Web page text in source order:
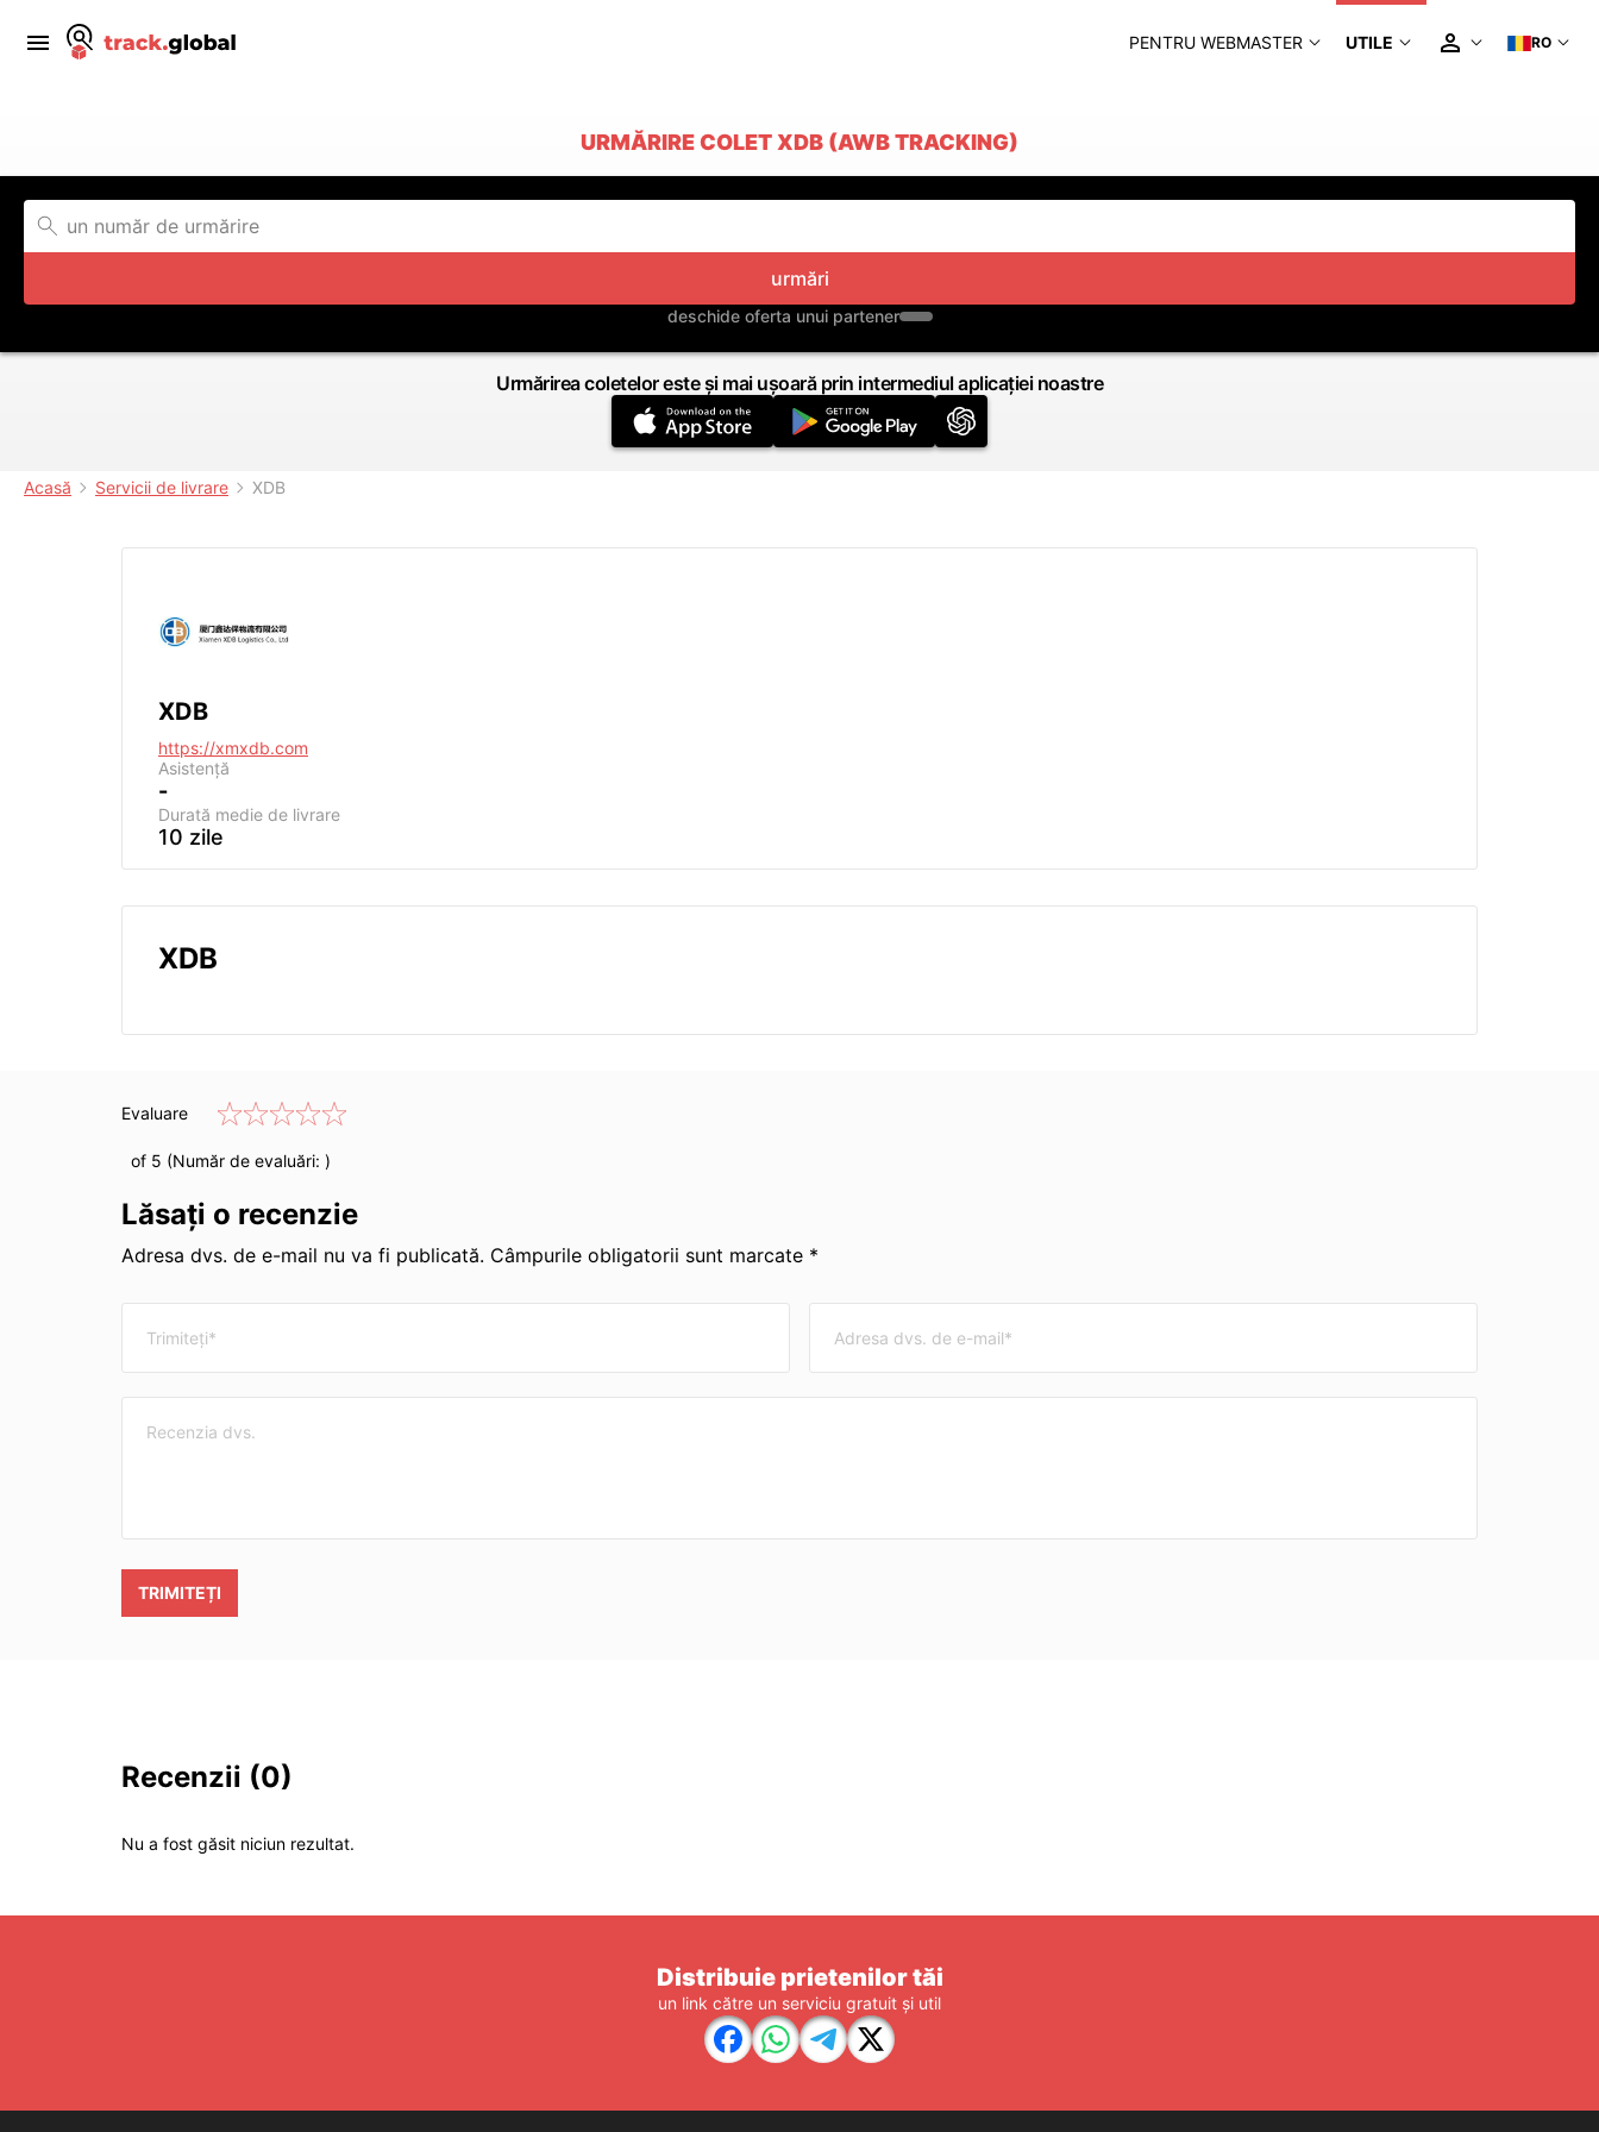
PENTRU WEBMASTER UTILE RO
URMĂRIRE COLET XDB (AWB TRACKING)
urmări
deschide oferta unui partener
Urmărirea coletelor este și mai ușoară prin intermediul aplicației noastre
Acasă Servicii de livrare XDB
XDB
https://xmxdb.com
Asistență
-
Durată medie de livrare
10 zile
XDB
Evaluare
of 5 (Număr de evaluări: )
Lăsați o recenzie
Adresa dvs. de e-mail nu va fi publicată. Câmpurile obligatorii sunt marcate *
TRIMITEȚI
Recenzii (0)
Nu a fost găsit niciun rezultat.
Distribuie prietenilor tăi
un link către un serviciu gratuit și util